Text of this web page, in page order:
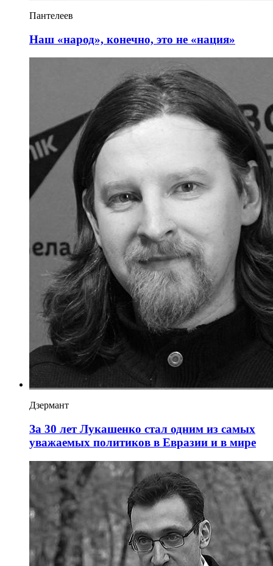
Пантелеев
Наш «народ», конечно, это не «нация»
Дзермант
За 30 лет Лукашенко стал одним из самых
уважаемых политиков в Евразии и в мире